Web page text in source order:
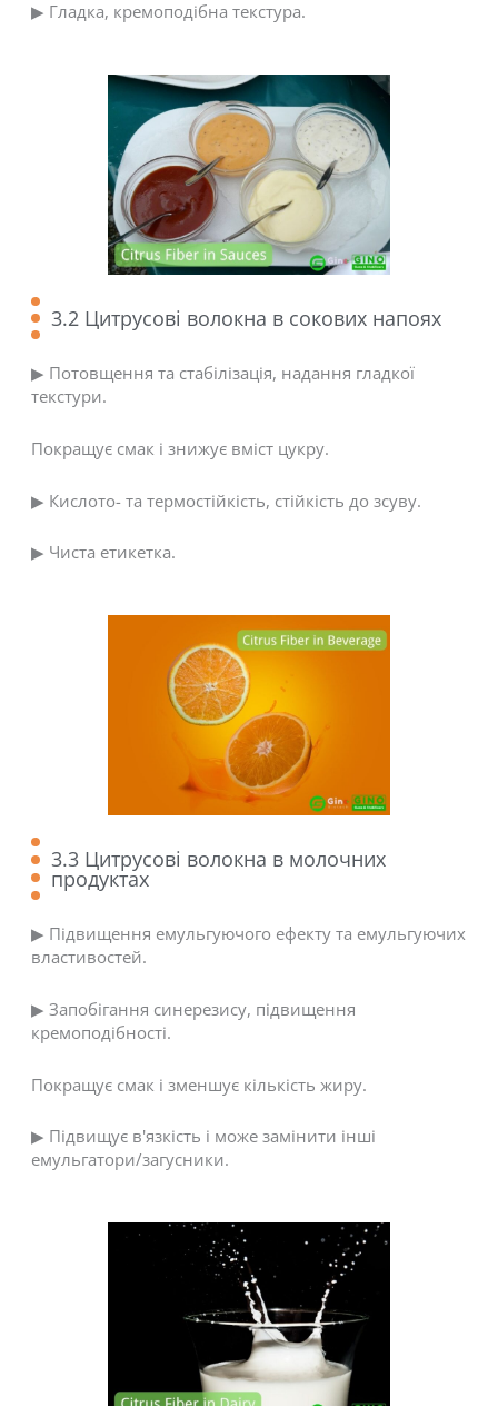
▶ Гладка, кремоподібна текстура.
3.2 Цитрусові волокна в сокових напоях
▶ Потовщення та стабілізація, надання гладкої
текстури.
Покращує смак і знижує вміст цукру.
▶ Кислото- та термостійкість, стійкість до зсуву.
▶ Чиста етикетка.
3.3 Цитрусові волокна в молочних
продуктах
▶ Підвищення емульгуючого ефекту та емульгуючих
властивостей.
▶ Запобігання синерезису, підвищення
кремоподібності.
Покращує смак і зменшує кількість жиру.
▶ Підвищує в'язкість і може замінити інші
емульгатори/загусники.